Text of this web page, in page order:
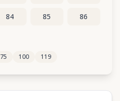
84 85 86
94 95
75 100 119